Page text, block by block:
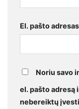
El. pašto adresas
Noriu savo
el. pašto adresą
nebereiktų